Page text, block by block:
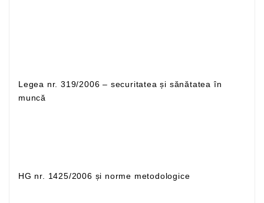
Legea nr. 319/2006 – securitatea și sănătatea în
muncă
HG nr. 1425/2006 și norme metodologice